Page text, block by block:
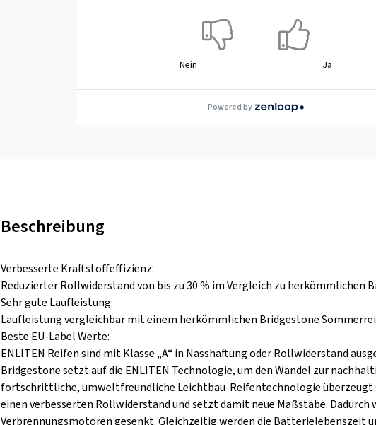
Nein Ja
Powered by
Beschreibung
Verbesserte Kraftstoffeffizienz:
Reduzierter Rollwiderstand von bis zu 30 % im Vergleich zu herkömmlichen
Sehr gute Laufleistung:
Laufleistung vergleichbar mit einem herkömmlichen Bridgestone
Beste EU-Label Werte:
ENLITEN Reifen sind mit Klasse „A“ in Nasshaftung oder Rollwiderstand
Bridgestone setzt auf die ENLITEN Technologie, um den Wandel zur
fortschrittliche, umweltfreundliche Leichtbau-Reifentechnologie überzeugt
einen verbesserten Rollwiderstand und setzt damit neue Maßstäbe. Dadurch
Verbrennungsmotoren gesenkt. Gleichzeitig werden die Batterielebenszeit